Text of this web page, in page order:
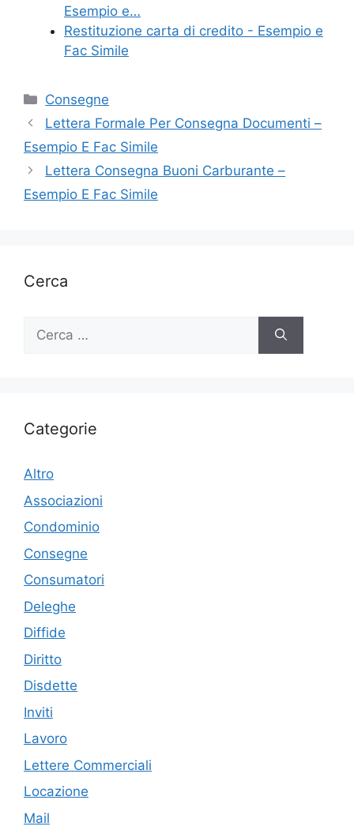
Esempio e…
Restituzione carta di credito​ - Esempio e
Fac Simile
Categorie
Consegne
Lettera Formale Per Consegna Documenti –
Esempio E Fac Simile
Lettera Consegna Buoni Carburante –
Esempio E Fac Simile
Cerca
Ricerca
Categorie
Altro
Associazioni
Condominio
Consegne
Consumatori
Deleghe
Diffide
Diritto
Disdette
Inviti
Lavoro
Lettere Commerciali
Locazione
Mail